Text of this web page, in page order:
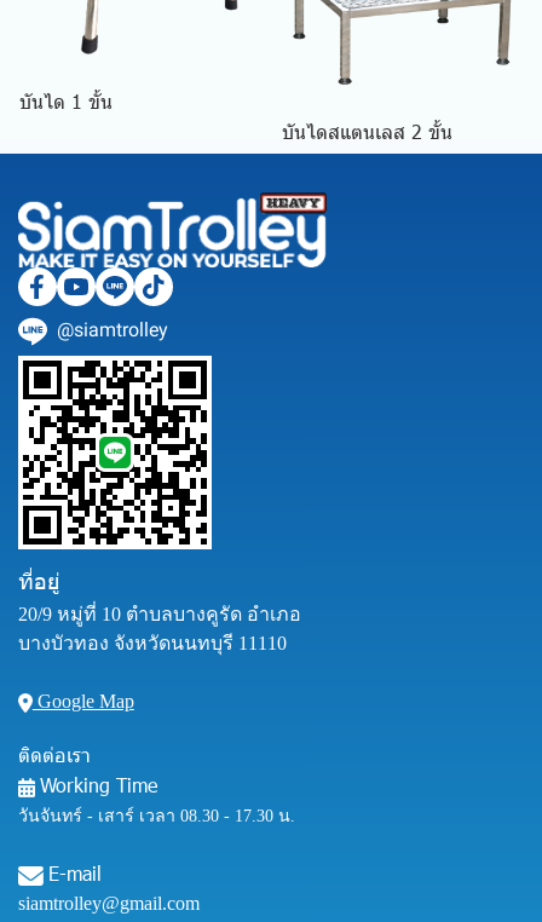
บันได 1 ขั้น
บันไดสแตนเลส 2 ขั้น
@siamtrolley
ที่อยู่
20/9 หมู่ที่ 10 ตำบลบางคูรัด อำเภอ
บางบัวทอง จังหวัดนนทบุรี 11110
Google Map
ติดต่อเรา
Working Time
วันจันทร์ - เสาร์ เวลา 08.30 - 17.30 น.
E-mail
siamtrolley@gmail.com